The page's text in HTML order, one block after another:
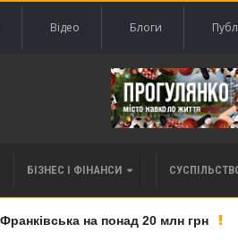
Відео Блоги
БІЗНЕС І ФІНАНСИ
на понад 20 млн грн